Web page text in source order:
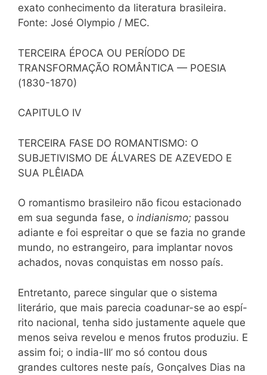
exato conhecimento da literatura brasileira.
Fonte: José Olympio / MEC.
TERCEIRA ÉPOCA OU PERÍODO DE
TRANSFORMAÇÃO ROMÂNTICA — POESIA
(1830-1870)
CAPITULO IV
TERCEIRA FASE DO ROMANTISMO: O
SUBJETIVISMO DE ÁLVARES DE AZEVEDO E
SUA PLÊIADA
O romantismo brasileiro não ficou estacionado
em sua segunda fase, o indianismo; passou
adiante e foi espreitar o que se fazia no grande
mundo, no estrangeiro, para implantar novos
achados, novas conquistas em nosso país.
Entretanto, parece singular que o sistema
literário, que mais parecia coadunar-se ao espí-
rito nacional, tenha sido justamente aquele que
menos seiva revelou e menos frutos produziu. E
assim foi; o india-III’ mo só contou dous
grandes cultores neste país, Gonçalves Dias na